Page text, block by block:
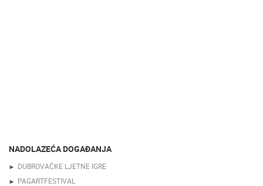
NADOLAZEĆA DOGAĐANJA
DUBROVAČKE LJETNE IGRE
PAGARTFESTIVAL